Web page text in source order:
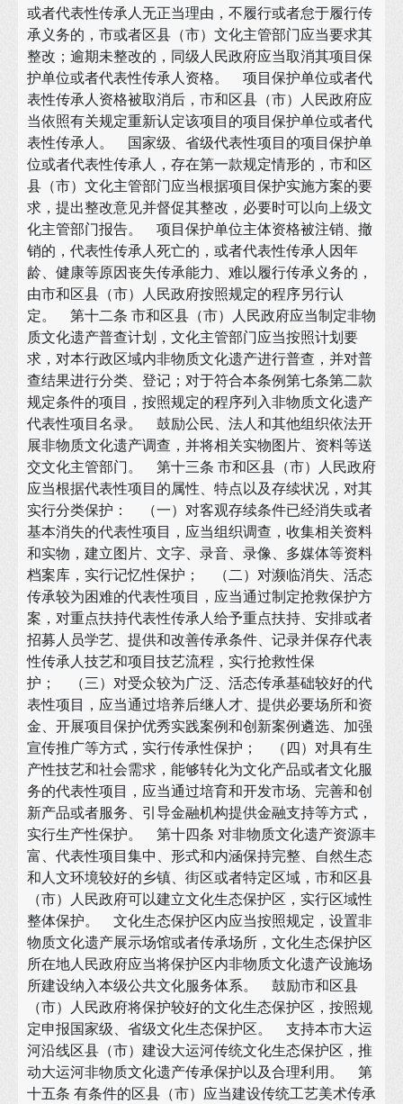
或者代表性传承人无正当理由，不履行或者怠于履行传
承义务的，市或者区县（市）文化主管部门应当要求其
整改；逾期未整改的，同级人民政府应当取消其项目保
护单位或者代表性传承人资格。 项目保护单位或者代
表性传承人资格被取消后，市和区县（市）人民政府应
当依照有关规定重新认定该项目的项目保护单位或者代
表性传承人。 国家级、省级代表性项目的项目保护单
位或者代表性传承人，存在第一款规定情形的，市和区
县（市）文化主管部门应当根据项目保护实施方案的要
求，提出整改意见并督促其整改，必要时可以向上级文
化主管部门报告。 项目保护单位主体资格被注销、撤
销的，代表性传承人死亡的，或者代表性传承人因年
龄、健康等原因丧失传承能力、难以履行传承义务的，
由市和区县（市）人民政府按照规定的程序另行认
定。 第十二条 市和区县（市）人民政府应当制定非物
质文化遗产普查计划，文化主管部门应当按照计划要
求，对本行政区域内非物质文化遗产进行普查，并对普
查结果进行分类、登记；对于符合本条例第七条第二款
规定条件的项目，按照规定的程序列入非物质文化遗产
代表性项目名录。 鼓励公民、法人和其他组织依法开
展非物质文化遗产调查，并将相关实物图片、资料等送
交文化主管部门。 第十三条 市和区县（市）人民政府
应当根据代表性项目的属性、特点以及存续状况，对其
实行分类保护： （一）对客观存续条件已经消失或者
基本消失的代表性项目，应当组织调查，收集相关资料
和实物，建立图片、文字、录音、录像、多媒体等资料
档案库，实行记忆性保护； （二）对濒临消失、活态
传承较为困难的代表性项目，应当通过制定抢救保护方
案，对重点扶持代表性传承人给予重点扶持、安排或者
招募人员学艺、提供和改善传承条件、记录并保存代表
性传承人技艺和项目技艺流程，实行抢救性保
护； （三）对受众较为广泛、活态传承基础较好的代
表性项目，应当通过培养后继人才、提供必要场所和资
金、开展项目保护优秀实践案例和创新案例遴选、加强
宣传推广等方式，实行传承性保护； （四）对具有生
产性技艺和社会需求，能够转化为文化产品或者文化服
务的代表性项目，应当通过培育和开发市场、完善和创
新产品或者服务、引导金融机构提供金融支持等方式，
实行生产性保护。 第十四条 对非物质文化遗产资源丰
富、代表性项目集中、形式和内涵保持完整、自然生态
和人文环境较好的乡镇、街区或者特定区域，市和区县
（市）人民政府可以建立文化生态保护区，实行区域性
整体保护。 文化生态保护区内应当按照规定，设置非
物质文化遗产展示场馆或者传承场所，文化生态保护区
所在地人民政府应当将保护区内非物质文化遗产设施场
所建设纳入本级公共文化服务体系。 鼓励市和区县
（市）人民政府将保护较好的文化生态保护区，按照规
定申报国家级、省级文化生态保护区。 支持本市大运
河沿线区县（市）建设大运河传统文化生态保护区，推
动大运河非物质文化遗产传承保护以及合理利用。 第
十五条 有条件的区县（市）应当建设传统工艺美术传承